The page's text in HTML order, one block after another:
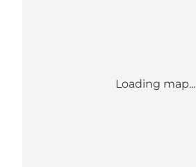
Loading map...